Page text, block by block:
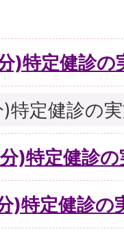
)特定健診の
特定健診の
)特定健診
)特定健診の